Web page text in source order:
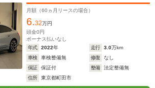
月額（60 ヵ月リースの場合）
6.32万円
頭金0円
ボーナス払いなし
年式
2022年 走行 3.0万km
車検
車検整備無 修復
なし
保証
保証付 整備
法定整備無
住所
東京都町田市